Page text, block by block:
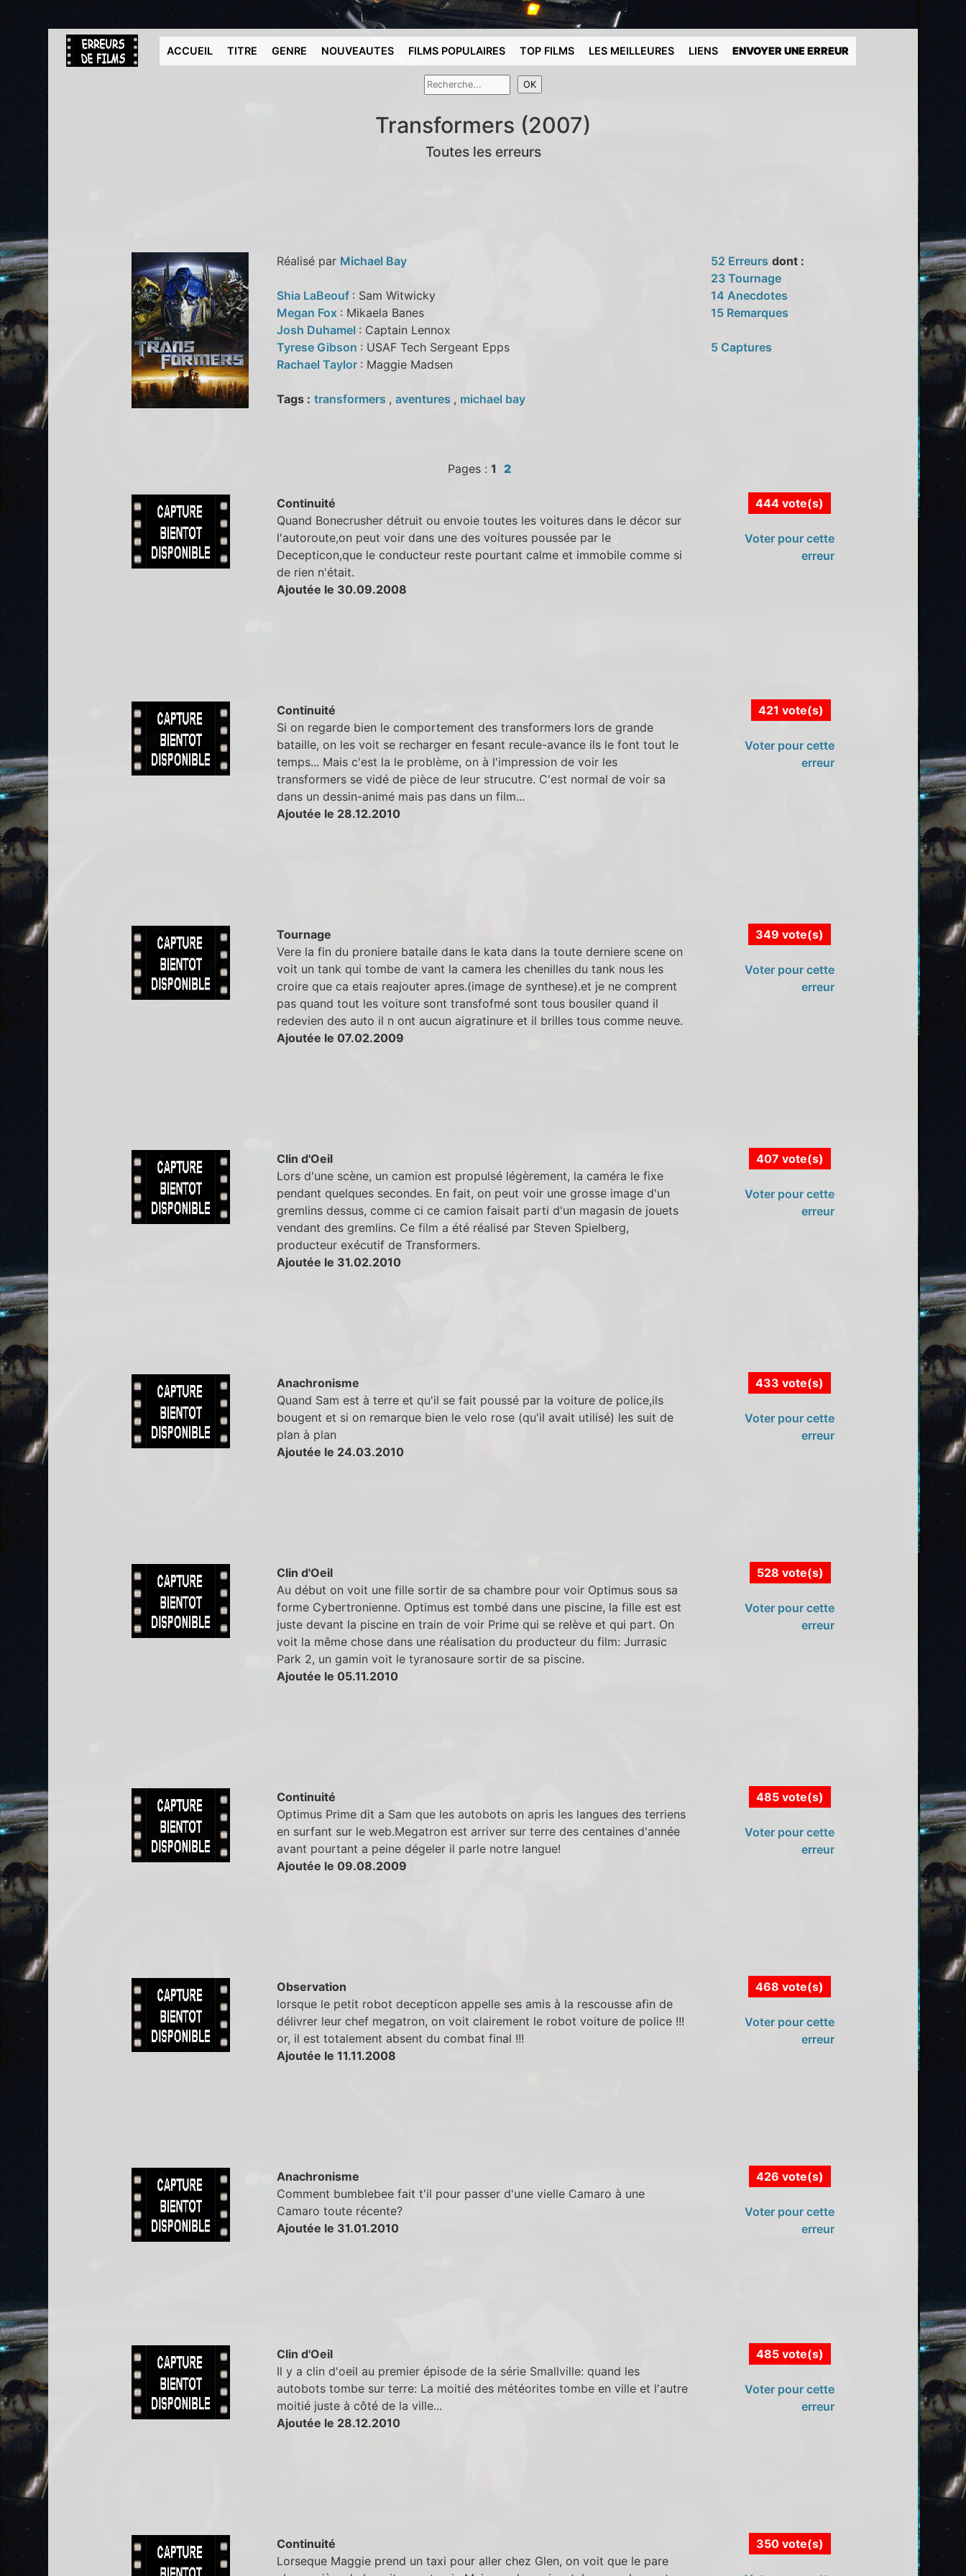
ACCUEIL TITRE GENRE NOUVEAUTES FILMS POPULAIRES TOP FILMS LES MEILLEURES LIENS ENVOYER UNE ERREUR
Transformers (2007)
Toutes les erreurs
Réalisé par Michael Bay
Shia LaBeouf : Sam Witwicky
Megan Fox : Mikaela Banes
Josh Duhamel : Captain Lennox
Tyrese Gibson : USAF Tech Sergeant Epps
Rachael Taylor : Maggie Madsen
Tags : transformers , aventures , michael bay
52 Erreurs dont :
23 Tournage
14 Anecdotes
15 Remarques
5 Captures
Pages : 1 2
Continuité
Quand Bonecrusher détruit ou envoie toutes les voitures dans le décor sur
l'autoroute,on peut voir dans une des voitures poussée par le
Decepticon,que le conducteur reste pourtant calme et immobile comme si
de rien n'était.
Ajoutée le 30.09.2008
444 vote(s)
Voter pour cette
erreur
Continuité
Si on regarde bien le comportement des transformers lors de grande
bataille, on les voit se recharger en fesant recule-avance ils le font tout le
temps... Mais c'est la le problème, on à l'impression de voir les
transformers se vidé de pièce de leur strucutre. C'est normal de voir sa
dans un dessin-animé mais pas dans un film...
Ajoutée le 28.12.2010
421 vote(s)
Voter pour cette
erreur
Tournage
Vere la fin du proniere bataile dans le kata dans la toute derniere scene on
voit un tank qui tombe de vant la camera les chenilles du tank nous les
croire que ca etais reajouter apres.(image de synthese).et je ne comprent
pas quand tout les voiture sont transfofmé sont tous bousiler quand il
redevien des auto il n ont aucun aigratinure et il brilles tous comme neuve.
Ajoutée le 07.02.2009
349 vote(s)
Voter pour cette
erreur
Clin d'Oeil
Lors d'une scène, un camion est propulsé légèrement, la caméra le fixe
pendant quelques secondes. En fait, on peut voir une grosse image d'un
gremlins dessus, comme ci ce camion faisait parti d'un magasin de jouets
vendant des gremlins. Ce film a été réalisé par Steven Spielberg,
producteur exécutif de Transformers.
Ajoutée le 31.02.2010
407 vote(s)
Voter pour cette
erreur
Anachronisme
Quand Sam est à terre et qu'il se fait poussé par la voiture de police,ils
bougent et si on remarque bien le velo rose (qu'il avait utilisé) les suit de
plan à plan
Ajoutée le 24.03.2010
433 vote(s)
Voter pour cette
erreur
Clin d'Oeil
Au début on voit une fille sortir de sa chambre pour voir Optimus sous sa
forme Cybertronienne. Optimus est tombé dans une piscine, la fille est est
juste devant la piscine en train de voir Prime qui se relève et qui part. On
voit la même chose dans une réalisation du producteur du film: Jurrasic
Park 2, un gamin voit le tyranosaure sortir de sa piscine.
Ajoutée le 05.11.2010
528 vote(s)
Voter pour cette
erreur
Continuité
Optimus Prime dit a Sam que les autobots on apris les langues des terriens
en surfant sur le web.Megatron est arriver sur terre des centaines d'année
avant pourtant a peine dégeler il parle notre langue!
Ajoutée le 09.08.2009
485 vote(s)
Voter pour cette
erreur
Observation
lorsque le petit robot decepticon appelle ses amis à la rescousse afin de
délivrer leur chef megatron, on voit clairement le robot voiture de police !!!
or, il est totalement absent du combat final !!!
Ajoutée le 11.11.2008
468 vote(s)
Voter pour cette
erreur
Anachronisme
Comment bumblebee fait t'il pour passer d'une vielle Camaro à une
Camaro toute récente?
Ajoutée le 31.01.2010
426 vote(s)
Voter pour cette
erreur
Clin d'Oeil
Il y a clin d'oeil au premier épisode de la série Smallville: quand les
autobots tombe sur terre: La moitié des météorites tombe en ville et l'autre
moitié juste à côté de la ville...
Ajoutée le 28.12.2010
485 vote(s)
Voter pour cette
erreur
Continuité
Lorseque Maggie prend un taxi pour aller chez Glen, on voit que le pare
350 vote(s)